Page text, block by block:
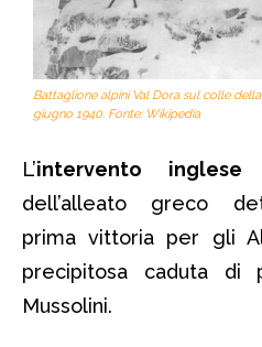
Battaglione alpini Val Dora sul colle
giugno 1940. Fonte: Wikipedia
L’intervento inglese
dell’alleato greco
prima vittoria per gli
precipitosa caduta di
Mussolini.